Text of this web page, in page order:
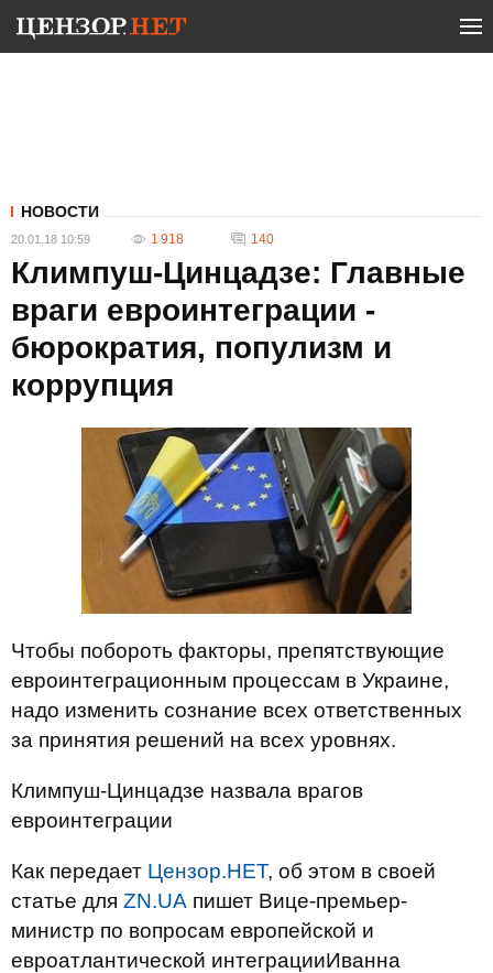
НОВОСТИ
20.01.18 10:59 1 918 140
Климпуш-Цинцадзе: Главные
враги евроинтеграции -
бюрократия, популизм и
коррупция
Чтобы побороть факторы, препятствующие
евроинтеграционным процессам в Украине,
надо изменить сознание всех ответственных
за принятия решений на всех уровнях.
Климпуш-Цинцадзе назвала врагов
евроинтеграции
Как передает Цензор.НЕТ, об этом в своей
статье для ZN.UA пишет Вице-премьер-
министр по вопросам европейской и
евроатлантической интеграцииИванна